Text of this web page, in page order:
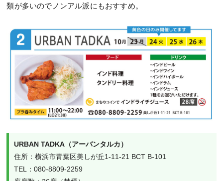
類が多いのでノンアル派にもおすすめ。
URBAN TADKA（アーバンタルカ）
住所：横浜市青葉区美しが丘1-11-21 BCT B-101
TEL：080-8809-2259